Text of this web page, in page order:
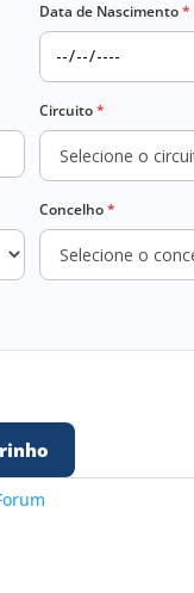
Data de Nascimento*
Circuito*
Concelho*